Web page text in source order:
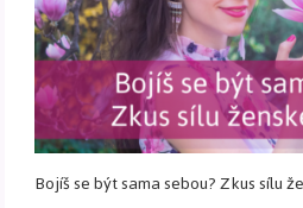
Bojíš se být sama sebou? Zkus sílu